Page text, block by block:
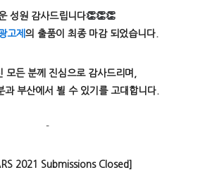
성원 감사드립니다👏👏👏
고제 의 출품이 최종 마감 되었습니다.
모든 분께 진심으로 감사드리며,
과 부산에서 뵐 수 있기를 고대합니다.
-
2021 Submissions Closed]